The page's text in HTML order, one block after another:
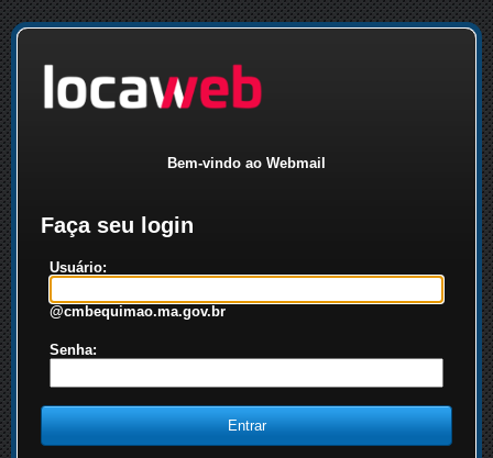
Bem-vindo ao Webmail
Faça seu login
Usuário:
@cmbequimao.ma.gov.br
Senha: